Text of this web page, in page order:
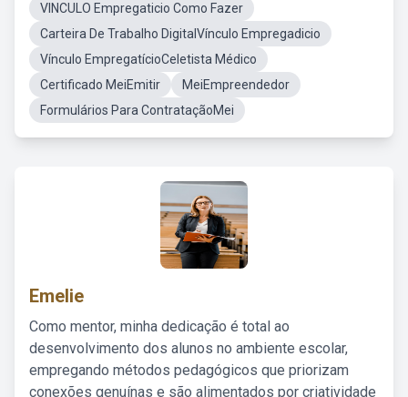
VINCULO Empregaticio Como Fazer
Carteira De Trabalho DigitalVínculo Empregadicio
Vínculo EmpregatícioCeletista Médico
Certificado MeiEmitir
MeiEmpreendedor
Formulários Para ContrataçãoMei
Emelie
Como mentor, minha dedicação é total ao
desenvolvimento dos alunos no ambiente escolar,
empregando métodos pedagógicos que priorizam
conexões genuínas e são alimentados por criatividade